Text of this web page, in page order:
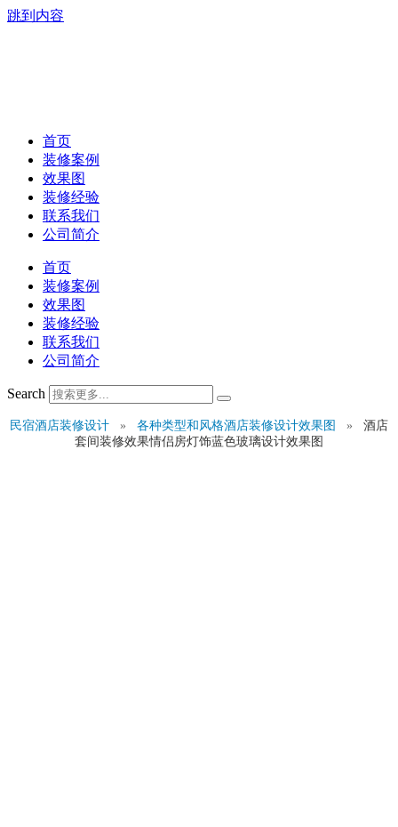
跳到内容
首页
装修案例
效果图
装修经验
联系我们
公司简介
首页
装修案例
效果图
装修经验
联系我们
公司简介
Search
民宿酒店装修设计 » 各种类型和风格酒店装修设计效果图 »
酒店
套间装修效果情侣房灯饰蓝色玻璃设计效果图